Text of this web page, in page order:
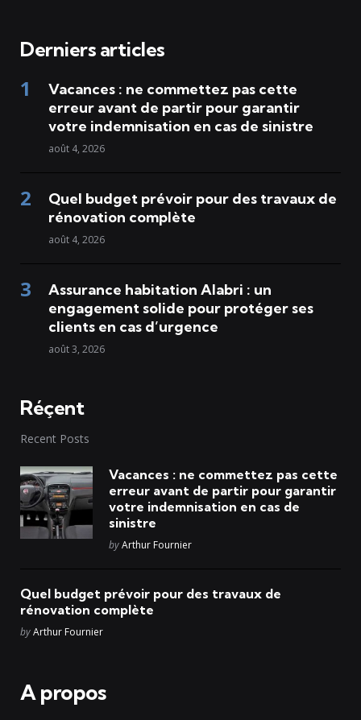
Derniers articles
Vacances : ne commettez pas cette
erreur avant de partir pour garantir
votre indemnisation en cas de sinistre
août 4, 2026
Quel budget prévoir pour des travaux de
rénovation complète
août 4, 2026
Assurance habitation Alabri : un
engagement solide pour protéger ses
clients en cas d’urgence
août 3, 2026
Réçent
Recent Posts
Vacances : ne commettez pas cette
erreur avant de partir pour garantir
votre indemnisation en cas de
sinistre
Posted
byArthur Fournier
Quel budget prévoir pour des travaux de
rénovation complète
Posted
byArthur Fournier
A propos